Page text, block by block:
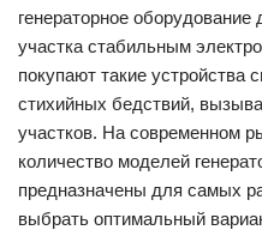
генераторное оборудование
участка стабильным
покупают такие устройства
стихийных бедствий,
участков. На современном
количество моделей
предназначены для самых
выбрать оптимальный